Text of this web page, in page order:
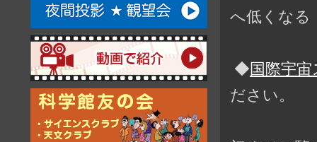
へ低くなる
◆国際宇
ださい。